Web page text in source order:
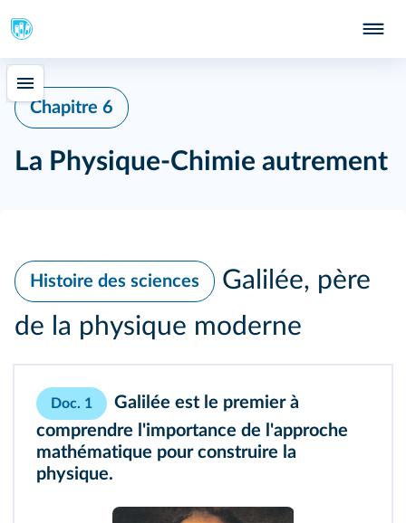
Chapitre 6
La Physique-Chimie autrement
Histoire des sciences
Galilée, père
de la physique moderne
Doc. 1
Galilée est le premier à
comprendre l'importance de l'approche
mathématique pour construire la
physique.